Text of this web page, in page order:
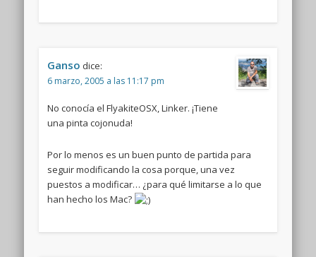
Ganso dice:
6 marzo, 2005 a las 11:17 pm
No conocía el FlyakiteOSX, Linker. ¡Tiene
una pinta cojonuda!
Por lo menos es un buen punto de partida para
seguir modificando la cosa porque, una vez
puestos a modificar… ¿para qué limitarse a lo que
han hecho los Mac?